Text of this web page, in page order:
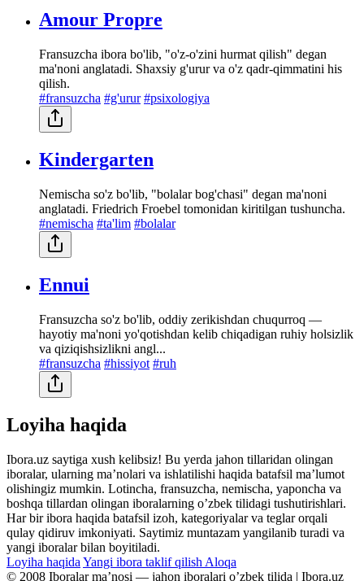
Amour Propre
Fransuzcha ibora bo'lib, "o'z-o'zini hurmat qilish" degan
ma'noni anglatadi. Shaxsiy g'urur va o'z qadr-qimmatini his
qilish.
#fransuzcha #g'urur #psixologiya
Kindergarten
Nemischa so'z bo'lib, "bolalar bog'chasi" degan ma'noni
anglatadi. Friedrich Froebel tomonidan kiritilgan tushuncha.
#nemischa #ta'lim #bolalar
Ennui
Fransuzcha so'z bo'lib, oddiy zerikishdan chuqurroq —
hayotiy ma'noni yo'qotishdan kelib chiqadigan ruhiy holsizlik
va qiziqishsizlikni angl...
#fransuzcha #hissiyot #ruh
Loyiha haqida
Ibora.uz saytiga xush kelibsiz! Bu yerda jahon tillaridan olingan
iboralar, ularning maʼnolari va ishlatilishi haqida batafsil maʼlumot
olishingiz mumkin. Lotincha, fransuzcha, nemischa, yaponcha va
boshqa tillardan olingan iboralarning oʼzbek tilidagi tushutirishlari.
Har bir ibora haqida batafsil izoh, kategoriyalar va teglar orqali
qulay qidiruv imkoniyati. Saytimiz muntazam yangilanib turadi va
yangi iboralar bilan boyitiladi.
Loyiha haqida Yangi ibora taklif qilish Aloqa
© 2008 Iboralar maʼnosi — jahon iboralari oʼzbek tilida | Ibora.uz